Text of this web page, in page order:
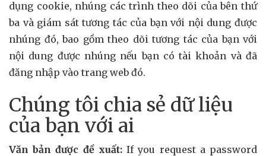
dụng cookie, nhúng các trình theo dõi của bên thứ
ba và giám sát tương tác của bạn với nội dung được
nhúng đó, bao gồm theo dõi tương tác của bạn với
nội dung được nhúng nếu bạn có tài khoản và đã
đăng nhập vào trang web đó.
Chúng tôi chia sẻ dữ liệu
của bạn với ai
Văn bản được đề xuất:If you request a password